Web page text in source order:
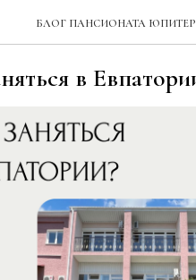
БЛОГ ПАНСИОНАТА ЮПИТЕР
в